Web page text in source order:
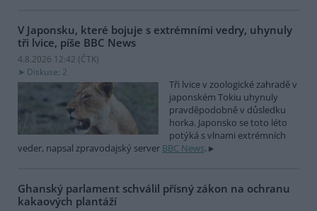
V Japonsku, které bojuje s extrémními vedry, uhynuly
tři lvice, píše BBC News
4.8.2026 12:42 (ČTK)
Diskuse: 2
Tři lvice v zoologické zahradě v
japonském Tokiu uhynuly
pravděpodobně v důsledku
horka. Japonsko se toto léto
potýká s vlnami extrémních
veder, napsal zpravodajský server BBC News.
Ghanský parlament schválil přísný zákon na ochranu
kakaových plantáží